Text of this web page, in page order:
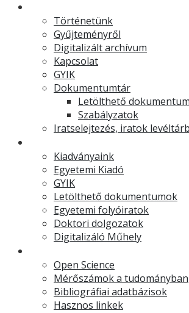
Történetünk
Gyűjteményről
Digitalizált archívum
Kapcsolat
GYIK
Dokumentumtár
Letölthető
Szabályzatok
Iratselejtezés, iratok
Kiadványaink
Egyetemi Kiadó
GYIK
Letölthető dokumentumok
Egyetemi folyóiratok
Doktori dolgozatok
Digitalizáló Műhely
Open Science
Mérőszámok a tudományban
Bibliográfiai adatbázisok
Hasznos linkek